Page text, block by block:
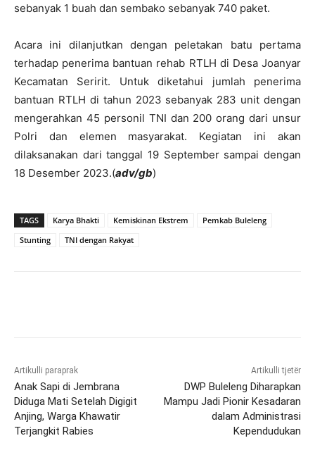
sebanyak 1 buah dan sembako sebanyak 740 paket.
Acara ini dilanjutkan dengan peletakan batu pertama
terhadap penerima bantuan rehab RTLH di Desa Joanyar
Kecamatan Seririt. Untuk diketahui jumlah penerima
bantuan RTLH di tahun 2023 sebanyak 283 unit dengan
mengerahkan 45 personil TNI dan 200 orang dari unsur
Polri dan elemen masyarakat. Kegiatan ini akan
dilaksanakan dari tanggal 19 September sampai dengan
18 Desember 2023.(adv/gb)
TAGS Karya Bhakti Kemiskinan Ekstrem
Pemkab Buleleng
Stunting
TNI dengan Rakyat
Artikulli paraprak
Anak Sapi di Jembrana
Diduga Mati Setelah Digigit
Anjing, Warga Khawatir
Terjangkit Rabies
Artikulli tjetër
DWP Buleleng Diharapkan
Mampu Jadi Pionir Kesadaran
dalam Administrasi
Kependudukan